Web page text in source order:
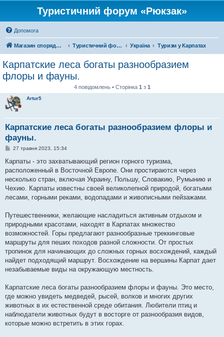
Туристичний форум «Рюкзак»
Допомога
Магазин спорядження Туристичний форум «Рюкзак» Україна Туризм у Карпатах
Карпатские леса богаты разнообразием
флоры и фауны.
4 повідомлень • Сторінка 1 з 1
Artur5
Карпатские леса богаты разнообразием флоры и
фауны.
П
в
д
о
л
е
я
27 травня 2023, 15:34
Карпаты - это захватывающий регион горного туризма,
расположенный в Восточной Европе. Они простираются через
несколько стран, включая Украину, Польшу, Словакию, Румынию и
Чехию. Карпаты известны своей великолепной природой, богатыми
лесами, горными реками, водопадами и живописными пейзажами.
Путешественники, желающие насладиться активным отдыхом и
природными красотами, находят в Карпатах множество
возможностей. Горы предлагают разнообразные треккинговые
маршруты для пеших походов разной сложности. От простых
тропинок для начинающих до сложных горных восхождений, каждый
найдет подходящий маршрут. Восхождение на вершины Карпат дает
незабываемые виды на окружающую местность.
Карпатские леса богаты разнообразием флоры и фауны. Это место,
где можно увидеть медведей, рысей, волков и многих других
животных в их естественной среде обитания. Любители птиц и
наблюдатели животных будут в восторге от разнообразия видов,
которые можно встретить в этих горах.